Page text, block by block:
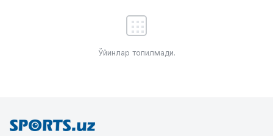
Ўйинлар топилмади.